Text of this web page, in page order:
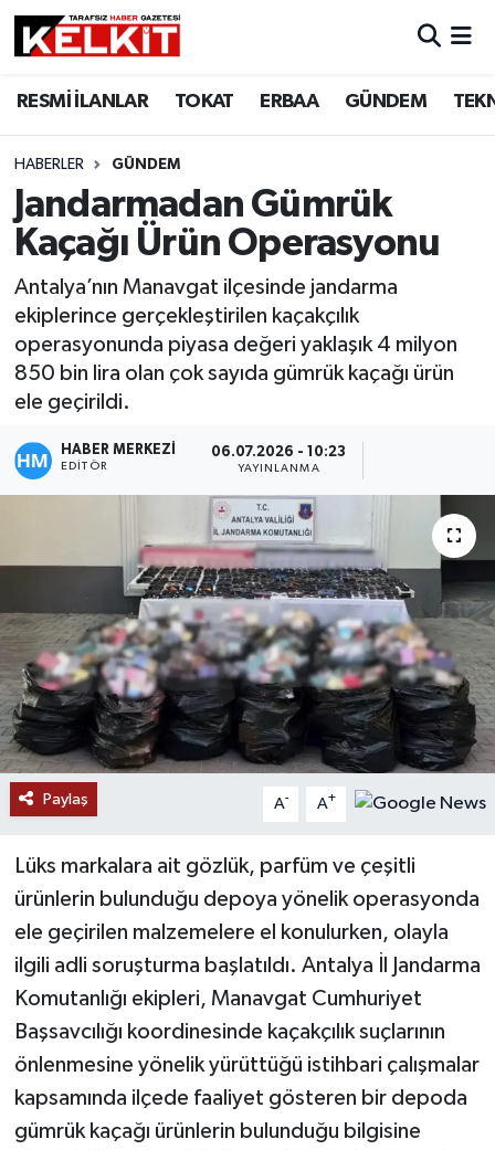
RESMİ İLANLAR TOKAT ERBAA GÜNDEM
HABERLER GÜNDEM
Jandarmadan Gümrük
Kaçağı Ürün Operasyonu
Antalya’nın Manavgat ilçesinde jandarma
ekiplerince gerçekleştirilen kaçakçılık
operasyonunda piyasa değeri yaklaşık 4 milyon
850 bin lira olan çok sayıda gümrük kaçağı ürün
ele geçirildi.
HABER MERKEZİ
EDITÖR
06.07.2026 - 10:23
YAYINLANMA
Paylaş A- A+
Lüks markalara ait gözlük, parfüm ve çeşitli
ürünlerin bulunduğu depoya yönelik operasyonda
ele geçirilen malzemelere el konulurken, olayla
ilgili adli soruşturma başlatıldı. Antalya İl Jandarma
Komutanlığı ekipleri, Manavgat Cumhuriyet
Başsavcılığı koordinesinde kaçakçılık suçlarının
önlenmesine yönelik yürüttüğü istihbari çalışmalar
kapsamında ilçede faaliyet gösteren bir depoda
gümrük kaçağı ürünlerin bulunduğu bilgisine